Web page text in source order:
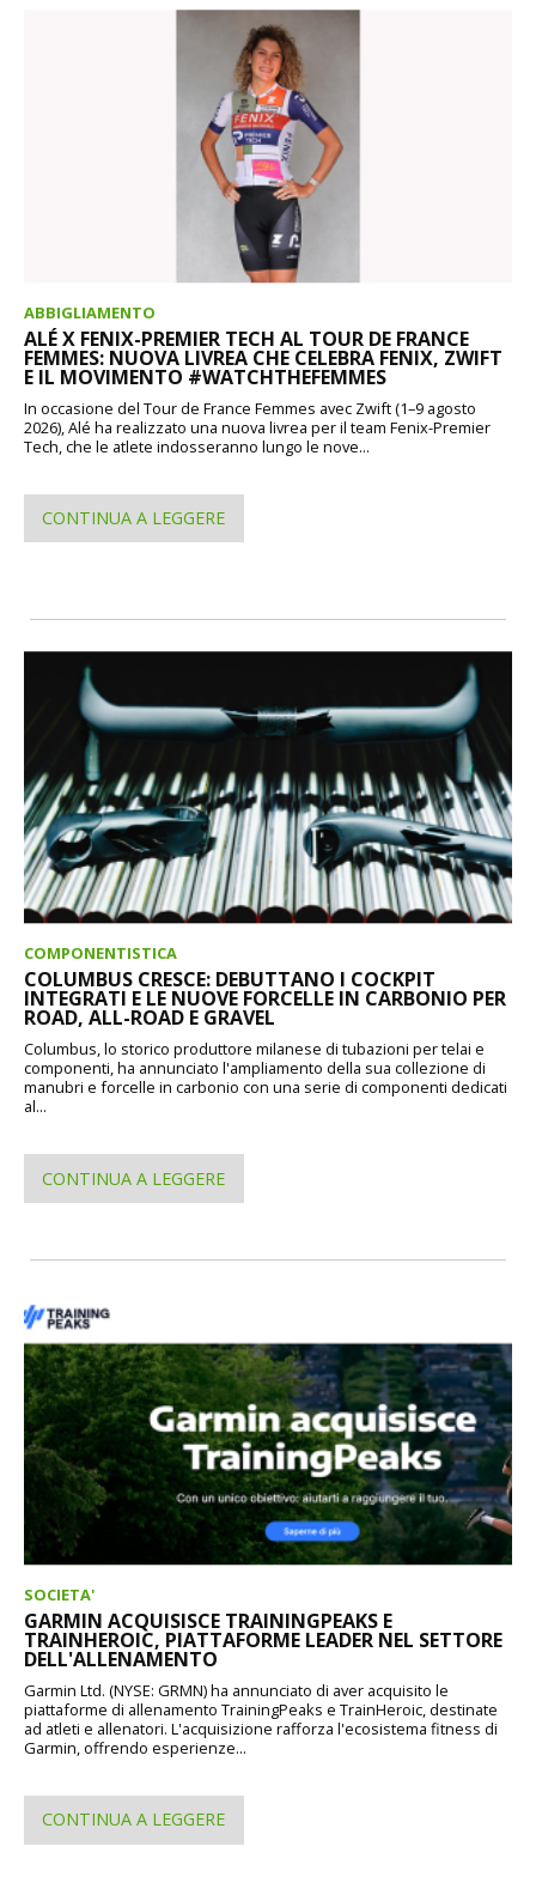
ABBIGLIAMENTO
ALÉ X FENIX-PREMIER TECH AL TOUR DE FRANCE
FEMMES: NUOVA LIVREA CHE CELEBRA FENIX, ZWIFT
E IL MOVIMENTO #WATCHTHEFEMMES
In occasione del Tour de France Femmes avec Zwift (1–9 agosto
2026), Alé ha realizzato una nuova livrea per il team Fenix-Premier
Tech, che le atlete indosseranno lungo le nove...
CONTINUA A LEGGERE
COMPONENTISTICA
COLUMBUS CRESCE: DEBUTTANO I COCKPIT
INTEGRATI E LE NUOVE FORCELLE IN CARBONIO PER
ROAD, ALL-ROAD E GRAVEL
Columbus, lo storico produttore milanese di tubazioni per telai e
componenti, ha annunciato l'ampliamento della sua collezione di
manubri e forcelle in carbonio con una serie di componenti dedicati
al...
CONTINUA A LEGGERE
SOCIETA'
GARMIN ACQUISISCE TRAININGPEAKS E
TRAINHEROIC, PIATTAFORME LEADER NEL SETTORE
DELL'ALLENAMENTO
Garmin Ltd. (NYSE: GRMN) ha annunciato di aver acquisito le
piattaforme di allenamento TrainingPeaks e TrainHeroic, destinate
ad atleti e allenatori. L'acquisizione rafforza l'ecosistema fitness di
Garmin, offrendo esperienze...
CONTINUA A LEGGERE